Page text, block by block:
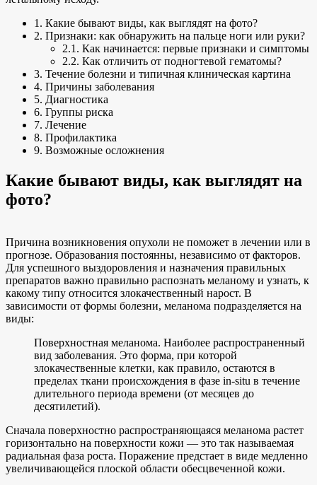
1. Какие бывают виды, как выглядят на фото?
2. Признаки: как обнаружить на пальце ноги или руки?
2.1. Как начинается: первые признаки и симптомы
2.2. Как отличить от подногтевой гематомы?
3. Течение болезни и типичная клиническая картина
4. Причины заболевания
5. Диагностика
6. Группы риска
7. Лечение
8. Профилактика
9. Возможные осложнения
Какие бывают виды, как выглядят на
фото?
Причина возникновения опухоли не поможет в лечении или в
прогнозе. Образования постоянны, независимо от факторов.
Для успешного выздоровления и назначения правильных
препаратов важно правильно распознать меланому и узнать, к
какому типу относится злокачественный нарост. В
зависимости от формы болезни, меланома подразделяется на
виды:
Поверхностная меланома. Наиболее распространенный
вид заболевания. Это форма, при которой
злокачественные клетки, как правило, остаются в
пределах ткани происхождения в фазе in-situ в течение
длительного периода времени (от месяцев до
десятилетий).
Сначала поверхностно распространяющаяся меланома растет
горизонтально на поверхности кожи — это так называемая
радиальная фаза роста. Поражение предстает в виде медленно
увеличивающейся плоской области обесцвеченной кожи.